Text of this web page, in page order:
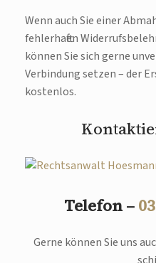
Wenn auch Sie einer
fehlerhaften
können Sie sich gerne
Verbindung setzen – der
kostenlos.
Telefon –
Gerne können Sie uns